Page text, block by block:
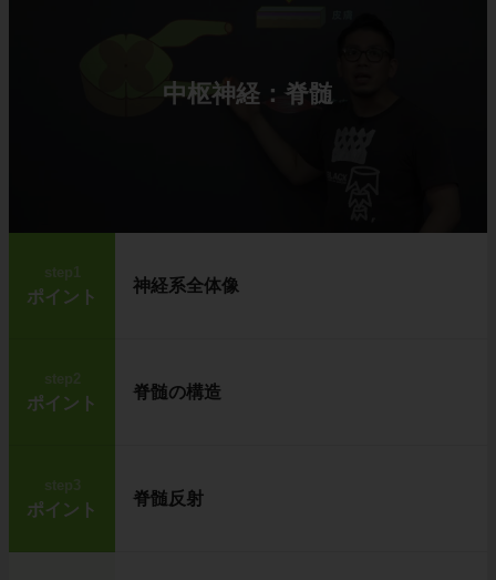
中枢神経：脊髄
step1
ポイント
神経系全体像
step2
ポイント
脊髄の構造
step3
ポイント
脊髄反射